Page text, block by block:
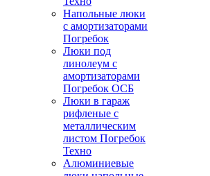
Напольные люки
с амортизаторами
Погребок
Люки под
линолеум с
амортизаторами
Погребок ОСБ
Люки в гараж
рифленые с
металлическим
листом Погребок
Техно
Алюминиевые